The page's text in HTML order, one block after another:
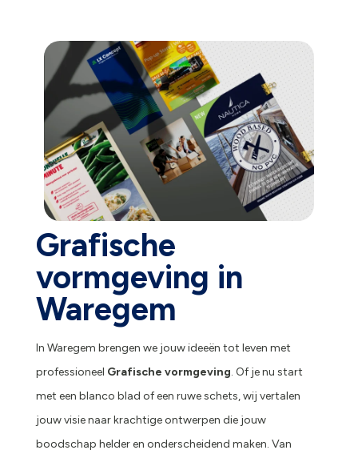
Grafische
vormgeving in
Waregem
In Waregem brengen we jouw ideeën tot leven met
professioneel Grafische vormgeving. Of je nu start
met een blanco blad of een ruwe schets, wij vertalen
jouw visie naar krachtige ontwerpen die jouw
boodschap helder en onderscheidend maken. Van